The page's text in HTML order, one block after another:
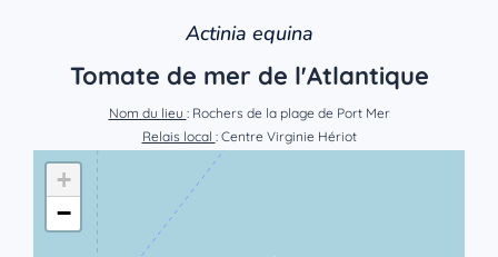
Actinia equina
Tomate de mer de l'Atlantique
Nom du lieu : Rochers de la plage de Port Mer
Relais local : Centre Virginie Hériot
+
−